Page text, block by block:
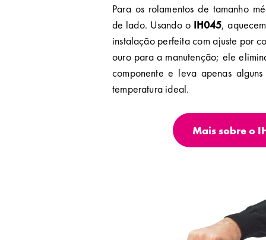
Para os rolamentos de tamanho
de lado. Usando o IH045,
instalação perfeita com ajuste por
ouro para a manutenção; ele
componente e leva apenas
temperatura ideal.
Mais sobre o